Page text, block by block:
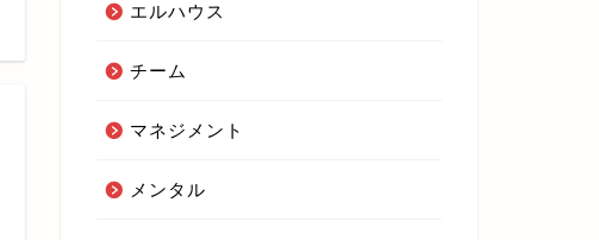
エルハウス
チーム
マネジメント
メンタル